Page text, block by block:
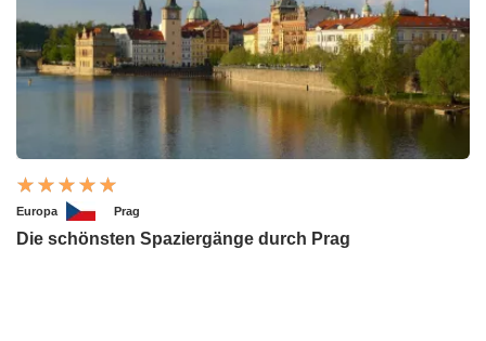
Europa Prag
Die schönsten Spaziergänge durch Prag